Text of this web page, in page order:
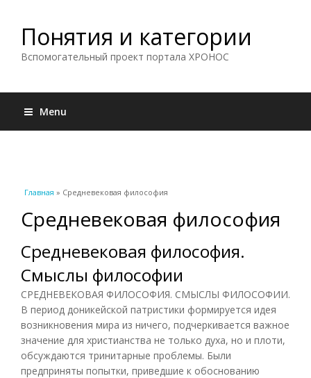
Понятия и категории
Вспомогательный проект портала ХРОНОС
Menu
Вы здесь
Главная » Средневековая философия
Средневековая философия
Средневековая философия.
Смыслы философии
СРЕДНЕВЕКОВАЯ ФИЛОСОФИЯ. СМЫСЛЫ ФИЛОСОФИИ.
В период доникейской патристики формируется идея
возникновения мира из ничего, подчеркивается важное
значение для христианства не только духа, но и плоти,
обсуждаются тринитарные проблемы. Были
предприняты попытки, приведшие к обоснованию